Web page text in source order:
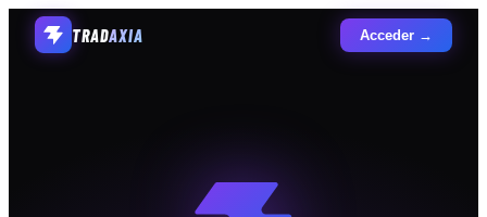
TRADAXIA Acceder →